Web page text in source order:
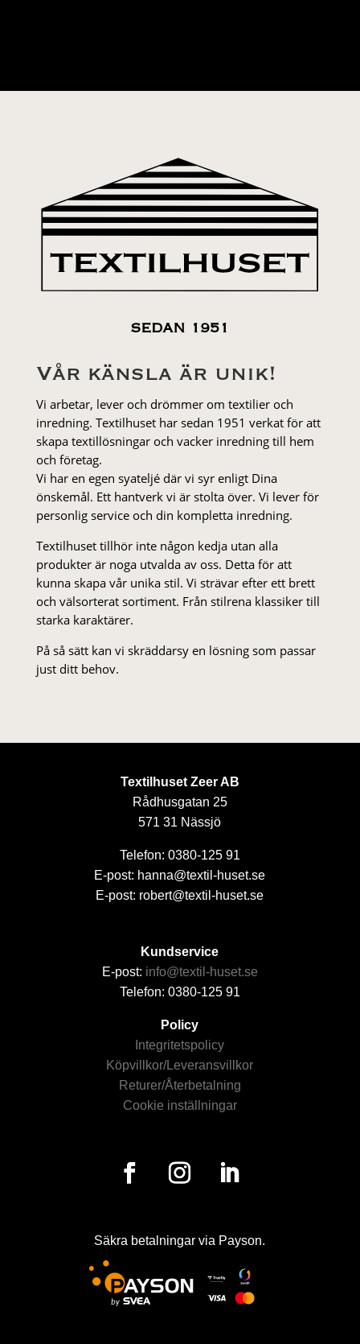
SEDAN 1951
Vår känsla är unik!
Vi arbetar, lever och drömmer om textilier och
inredning. Textilhuset har sedan 1951 verkat för att
skapa textillösningar och vacker inredning till hem
och företag.
Vi har en egen syateljé där vi syr enligt Dina
önskemål. Ett hantverk vi är stolta över. Vi lever för
personlig service och din kompletta inredning.
Textilhuset tillhör inte någon kedja utan alla
produkter är noga utvalda av oss. Detta för att
kunna skapa vår unika stil. Vi strä­var efter ett brett
och välsorterat sor­ti­ment. Från stil­rena klas­siker till
starka karaktärer.
På så sätt kan vi skräddarsy en lösning som passar
just ditt behov.
Textilhuset Zeer AB
Rådhusgatan 25
571 31 Nässjö
Telefon: 0380-125 91
E-post: hanna@textil-huset.se
E-post: robert@textil-huset.se
Kundservice
E-post: info@textil-huset.se
Telefon: 0380-125 91
Policy
Integritetspolicy
Köpvillkor/Leveransvillkor
Returer/Återbetalning
Cookie inställningar
Säkra betalningar via Payson.